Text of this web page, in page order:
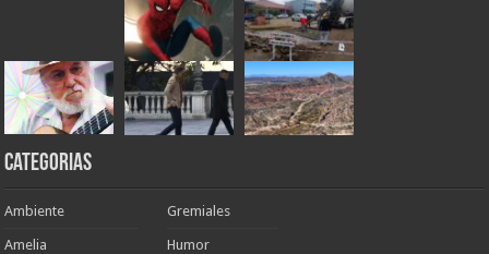
Categorias
Ambiente
Amelia
Gremiales
Humor